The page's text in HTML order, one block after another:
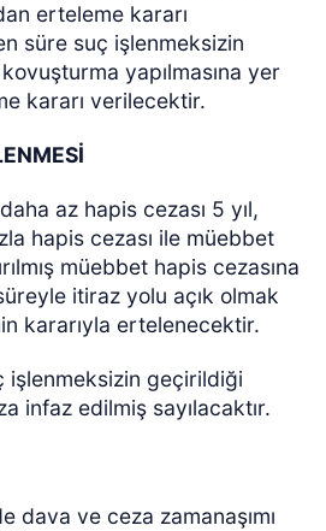
erteleme kararı
süre suç işlenmeksizin
yapılmasına yer
kararı verilecektir.
az hapis cezası 5 yıl,
hapis cezası ile müebbet
müebbet hapis cezasına
itiraz yolu açık olmak
kararıyla ertelenecektir.
işlenmeksizin geçirildiği
infaz edilmiş sayılacaktır.
dava ve ceza zamanaşımı